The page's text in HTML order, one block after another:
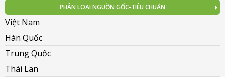
PHÂN LOẠI NGUỒN GỐC-TIÊU CHUẨN
Việt Nam
Hàn Quốc
Trung Quốc
Thái Lan